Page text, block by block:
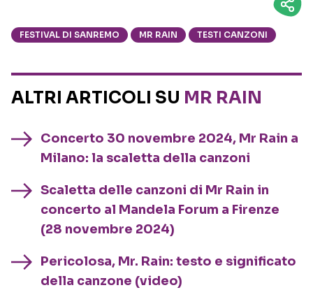
FESTIVAL DI SANREMO MR RAIN TESTI CANZONI
ALTRI ARTICOLI SU MR RAIN
Concerto 30 novembre 2024, Mr Rain a
Milano: la scaletta della canzoni
Scaletta delle canzoni di Mr Rain in
concerto al Mandela Forum a Firenze
(28 novembre 2024)
Pericolosa, Mr. Rain: testo e significato
della canzone (video)